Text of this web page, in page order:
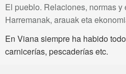
El pueblo. Relaciones, normas y
Harremanak, arauak eta
En Viana siempre ha habido
carnicerías, pescaderías etc.